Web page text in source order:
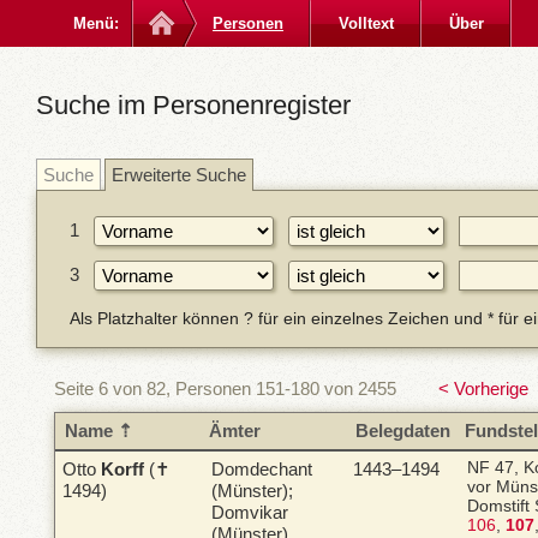
Menü: Personen Volltext Über
Suche im Personenregister
Suche Erweiterte Suche
1
3
Als Platzhalter können ? für ein einzelnes Zeichen und * für
Seite 6 von 82, Personen 151-180 von 2455 < Vorherige
Name Ämter Belegdaten
Otto Korff (✝
1494)
Domdechant
(Münster);
Domvikar
(Münster)
1443–1494
NF 47,
vor
Domstift
106, 107